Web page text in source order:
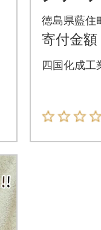
分) ×3個
徳島県藍住
寄付金額
四国化成工